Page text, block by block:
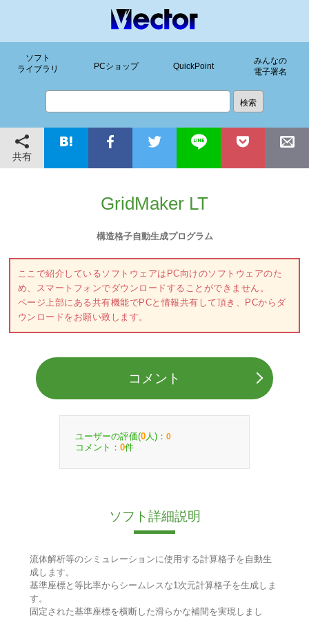
ソフト
ライブラリ
PCショップ QuickPoint
みんなの
電子署名
共有
GridMaker LT
構造格子自動生成プログラム
ここで紹介しているソフトウェアはPC向けのソフトウェアのた
め、スマートフォンでダウンロードすることができません。
ページ上部にある共有機能でPCと情報共有して頂き、PCからダ
ウンロードをお願い致します。
コメント
ユーザーの評価(0 人)： 0
コメント： 0件
ソフト詳細説明
流体解析等のシミュレーションに使用する計算格子を自動生
成します。
基準座標と等比率からシームレスな1次元計算格子を生成しま
す。
固定された基準座標を横断した滑らかな補間を実現しまし